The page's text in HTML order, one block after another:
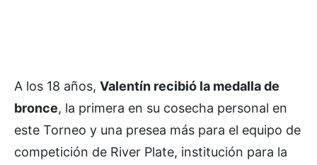
A los 18 años, Valentín recibió la medalla de
bronce, la primera en su cosecha personal en
este Torneo y una presea más para el equipo de
competición de River Plate, institución para la